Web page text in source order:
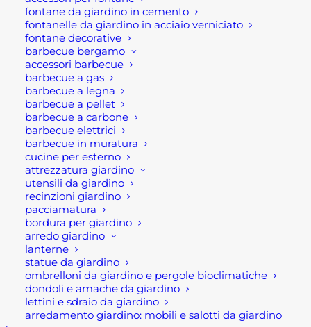
fontane da giardino in cemento
fontanelle da giardino in acciaio verniciato
fontane decorative
barbecue bergamo
accessori barbecue
barbecue a gas
barbecue a legna
barbecue a pellet
barbecue a carbone
barbecue elettrici
barbecue in muratura
cucine per esterno
attrezzatura giardino
utensili da giardino
recinzioni giardino
pacciamatura
bordura per giardino
arredo giardino
lanterne
statue da giardino
ombrelloni da giardino e pergole bioclimatiche
dondoli e amache da giardino
lettini e sdraio da giardino
arredamento giardino: mobili e salotti da giardino
Calze da neve Omologate per
auto
Calze da neve omologate per pneumatici di auto
o automobili sono un dispositivo antislittamento
supplementare realizzato con tessuto tecnico ad
elevata resistenza. Questo dispositivo
antislittamento per pneumatici sono pratiche da
montare e comode da riporre in auto.
Rappresentano quindi, la soluzione facile e rapida
per guidare su neve e ghiaccio per ogni tipologia
di auto o automobile. In aggiunta sono leggere e
silenziose e soprattutto riutilizzabili.
Ideali per superfici innevate o ghiacciate, le calze
da neve R.EVOLUTION garantiscono sicurezza a
una velocità massima di 40 km/h, rispettando le